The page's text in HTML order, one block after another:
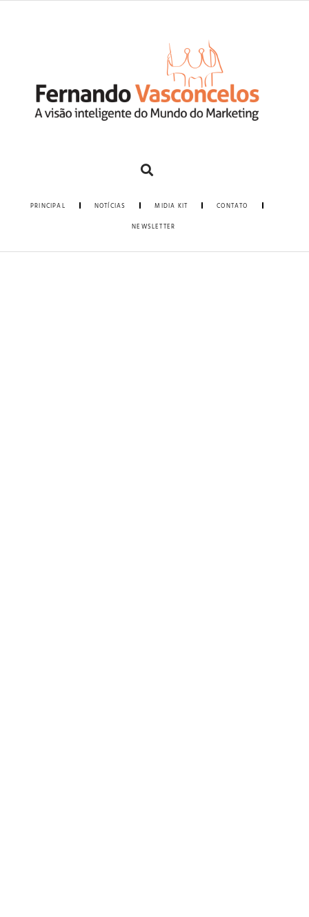
PRINCIPAL NOTÍCIAS MIDIA KIT CONTATO
NEWSLETTER